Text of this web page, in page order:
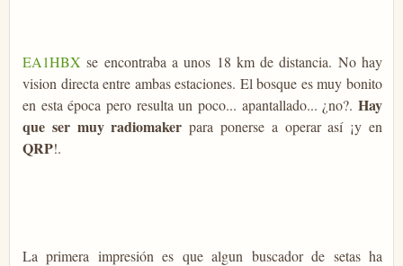
EA1HBX se encontraba a unos 18 km de distancia. No hay
vision directa entre ambas estaciones. El bosque es muy bonito
en esta época pero resulta un poco... apantallado... ¿no?. Hay
que ser muy radiomaker para ponerse a operar así ¡y en
QRP!.
La primera impresión es que algun buscador de setas ha